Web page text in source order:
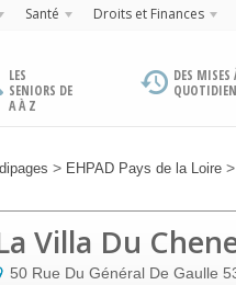
Santé Droits et Finances
LES
SENIORS DE
A À Z
DES MISES
> EHPAD Pays de la Loire >
Villa Du
50 Rue Du Général De Gaulle